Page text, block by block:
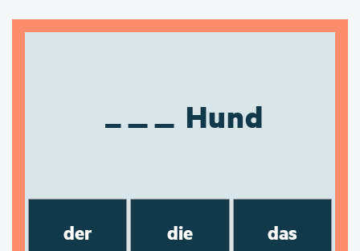
Hund
der die das